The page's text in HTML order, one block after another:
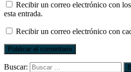
Recibir un correo electrónico con
esta entrada.
Recibir un correo electrónico con
Buscar: